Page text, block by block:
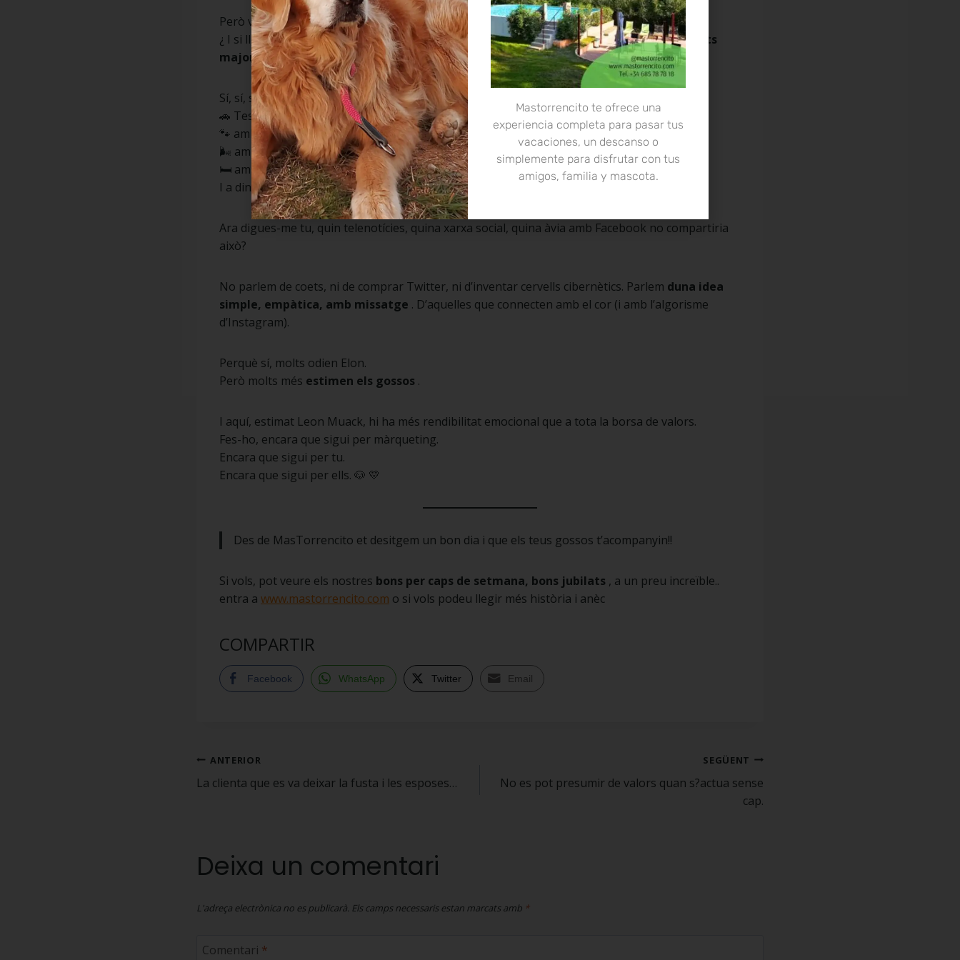
Però veurem… ¿ i si, per una vegada, es marqués un gest senzill, bonic i amb ànima?
¿ I si llancés alguna cosa tan aparentment insignificant com unTesla adaptat per a gossets
majors?
Sí, sí, sona friqui, ho sé. Peròimagina’t-ho:
🚗 Tesla Dog Friendly Edition,
🐾 amb empremtes serigrafiades,
🌬 amb aire condicionat al maleter,
🛏 amb llitet ortopèdic i rampa automàtica…
I a dins, un golden vellet abocant el musell per la finestreta mentre sona Coldplay baixet.
Ara digues-me tu, quin telenotícies, quina xarxa social, quina àvia amb Facebook no compartiria
això?
No parlem de coets, ni de comprar Twitter, ni d’inventar cervells cibernètics. Parlem duna idea
simple, empàtica, amb missatge . D’aquelles que connecten amb el cor (i amb l’algorisme
d’Instagram).
Perquè sí, molts odien Elon.
Però molts més estimen els gossos .
I aquí, estimat Leon Muack, hi ha més rendibilitat emocional que a tota la borsa de valors.
Fes-ho, encara que sigui per màrqueting.
Encara que sigui per tu.
Encara que sigui per ells. 🐶 💛
Des de MasTorrencito et desitgem un bon dia i que els teus gossos t’acompanyin!!
Si vols, pot veure els nostres bons per caps de setmana, bons jubilats , a un preu increïble..
entra a www.mastorrencito.com o si vols podeu llegir més història i anèc
COMPARTIR
Facebook WhatsApp Twitter Email
ANTERIOR
La clienta que es va deixar la fusta i les esposes…
SEGÜENT
No es pot presumir de valors quan s?actua sense
cap.
Deixa un comentari
L'adreça electrònica no es publicarà. Els camps necessaris estan marcats amb *
Comentari *
Mastorrencito te ofrece una
experiencia completa para pasar tus
vacaciones, un descanso o
simplemente para disfrutar con tus
amigos, familia y mascota.